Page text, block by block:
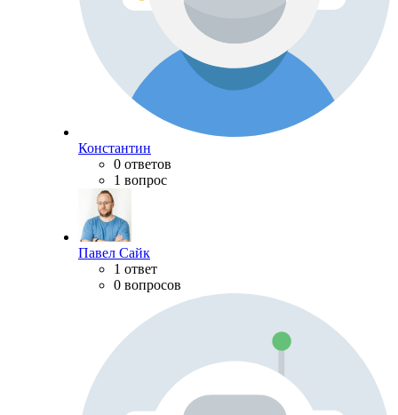
Константин
0 ответов
1 вопрос
Павел Сайк
1 ответ
0 вопросов